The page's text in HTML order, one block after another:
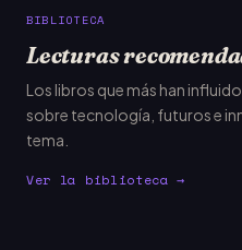
BIBLIOTECA
Lecturas
Los libros que más han
sobre tecnología, futuros e
tema.
Ver la biblioteca →